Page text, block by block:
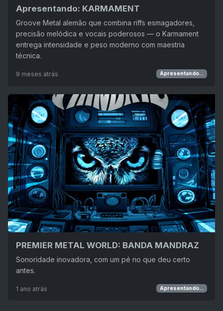
Apresentando: KARMAMENT
Groove Metal alemão que combina riffs esmagadores,
precisão melódica e vocais poderosos — o Karmament
entrega intensidade e peso moderno com maestria
técnica.
9 meses atrás Apresentando...
PREMIER METAL WORLD: BANDA MANDRAZ
Sonoridade inovadora, com um pé no que deu certo
antes.
1 ano atrás Apresentando...